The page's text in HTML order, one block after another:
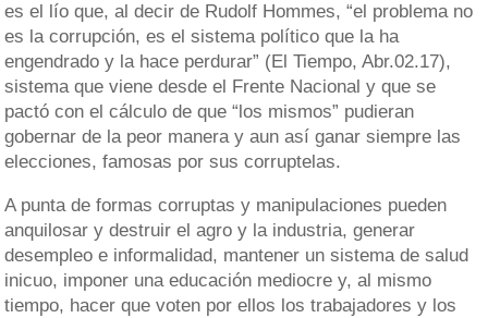
es el lío que, al decir de Rudolf Hommes, “el problema no
es la corrupción, es el sistema político que la ha
engendrado y la hace perdurar” (El Tiempo, Abr.02.17),
sistema que viene desde el Frente Nacional y que se
pactó con el cálculo de que “los mismos” pudieran
gobernar de la peor manera y aun así ganar siempre las
elecciones, famosas por sus corruptelas.
A punta de formas corruptas y manipulaciones pueden
anquilosar y destruir el agro y la industria, generar
desempleo e informalidad, mantener un sistema de salud
inicuo, imponer una educación mediocre y, al mismo
tiempo, hacer que voten por ellos los trabajadores y los